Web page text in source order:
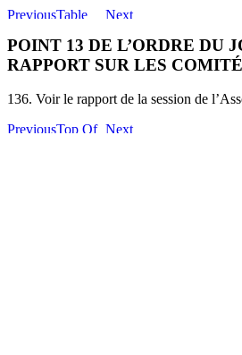
POINT 13 DE L’ORDRE DU
RAPPORT SUR LES
136. Voir le rapport de la session de